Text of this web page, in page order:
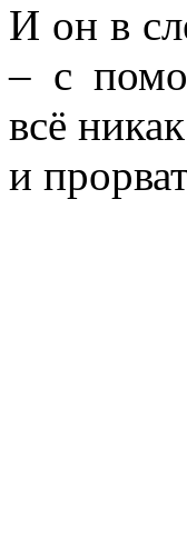
И он в
– с
всё
и